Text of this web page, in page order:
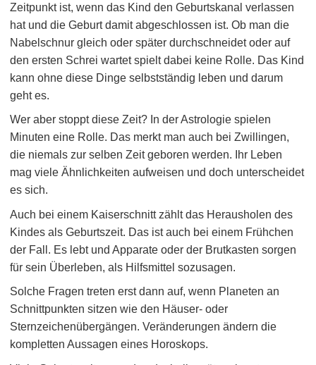
Zeitpunkt ist, wenn das Kind den Geburtskanal verlassen
hat und die Geburt damit abgeschlossen ist. Ob man die
Nabelschnur gleich oder später durchschneidet oder auf
den ersten Schrei wartet spielt dabei keine Rolle. Das Kind
kann ohne diese Dinge selbstständig leben und darum
geht es.
Wer aber stoppt diese Zeit? In der Astrologie spielen
Minuten eine Rolle. Das merkt man auch bei Zwillingen,
die niemals zur selben Zeit geboren werden. Ihr Leben
mag viele Ähnlichkeiten aufweisen und doch unterscheidet
es sich.
Auch bei einem Kaiserschnitt zählt das Herausholen des
Kindes als Geburtszeit. Das ist auch bei einem Frühchen
der Fall. Es lebt und Apparate oder der Brutkasten sorgen
für sein Überleben, als Hilfsmittel sozusagen.
Solche Fragen treten erst dann auf, wenn Planeten an
Schnittpunkten sitzen wie den Häuser- oder
Sternzeichenübergängen. Veränderungen ändern die
kompletten Aussagen eines Horoskops.